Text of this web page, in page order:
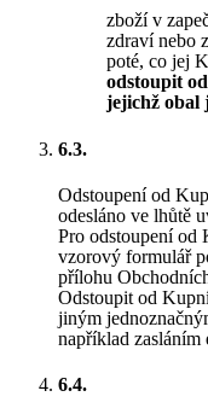
zboží v
zdraví nebo
poté, co jej
odstoupit
jejichž obal
6.3.
Odstoupení od
odesláno ve lhůtě
Pro odstoupení
vzorový formulář
přílohu
Odstoupit od
jiným
například zasláním
6.4.